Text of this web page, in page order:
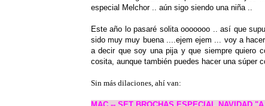
especial Melchor .. aún sigo siendo una niña ..
Este año lo pasaré solita ooooooo .. así que
sido muy muy buena ....ejem ejem ... voy a
a decir que soy una pija y que siempre quiero
cosita, aunque también puedes hacer una súper
Sin más dilaciones, ahí van: